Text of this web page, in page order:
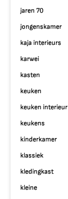
jaren 70
jongenskamer
kaja interieurs
karwei
kasten
keuken
keuken interieur
keukens
kinderkamer
klassiek
kledingkast
kleine